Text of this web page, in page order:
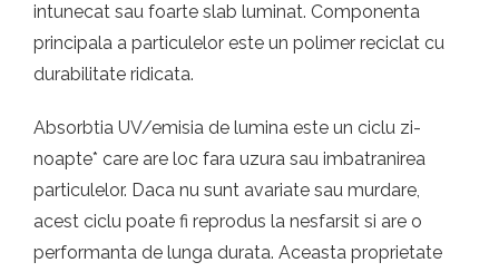
intunecat sau foarte slab luminat. Componenta
principala a particulelor este un polimer reciclat cu
durabilitate ridicata.
Absorbtia UV/emisia de lumina este un ciclu zi-
noapte* care are loc fara uzura sau imbatranirea
particulelor. Daca nu sunt avariate sau murdare,
acest ciclu poate fi reprodus la nesfarsit si are o
performanta de lunga durata. Aceasta proprietate